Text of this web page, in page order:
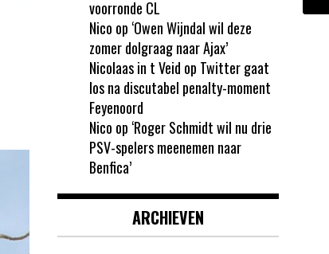
voorronde CL
Nico op ‘Owen Wijndal wil deze
zomer dolgraag naar Ajax’
Nicolaas in t Veid op Twitter gaat
los na discutabel penalty-moment
Feyenoord
Nico op ‘Roger Schmidt wil nu drie
PSV-spelers meenemen naar
Benfica’
ARCHIEVEN